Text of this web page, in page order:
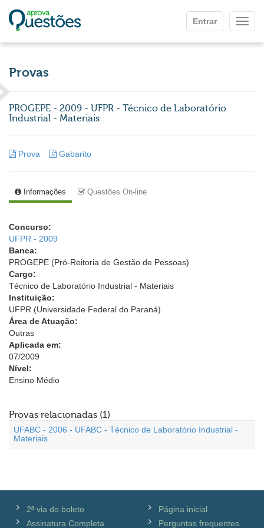
Entrar
Provas
PROGEPE - 2009 - UFPR - Técnico de Laboratório
Industrial - Materiais
Prova Gabarito
Informações Questões On-line
Concurso:
UFPR - 2009
Banca:
PROGEPE (Pró-Reitoria de Gestão de Pessoas)
Cargo:
Técnico de Laboratório Industrial - Materiais
Instituição:
UFPR (Universidade Federal do Paraná)
Área de Atuação:
Outras
Aplicada em:
07/2009
Nível:
Ensino Médio
Provas relacionadas (1)
UFABC - 2006 - UFABC - Técnico de Laboratório Industrial -
Materiais
2ª via do boleto
Assinatura Completa
Página inicial
Perguntas frequentes